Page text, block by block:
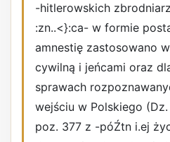
-hitlerowskich
:zn..<}:ca- w formie
amnestię zastosowano
cywilną i jeńcami oraz
sprawach
wejściu w Polskiego
poz. 377 z -póŹtn i.ej­